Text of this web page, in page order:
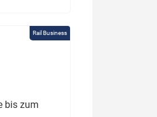
Rail Business
bis zum